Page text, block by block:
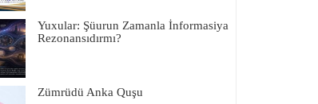
Yuxular: Şüurun Zamanla İnformasiya
Rezonansıdırmı?
Zümrüdü Anka Quşu